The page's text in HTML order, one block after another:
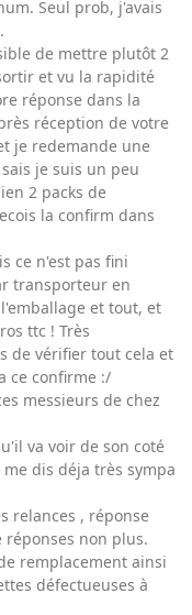
Seul prob, j'avais
de mettre plutôt 2
et vu la rapidité
réponse dans la
réception de votre
je redemande une
je suis un peu
2 packs de
la confirm dans
ce n'est pas fini
transporteur en
et tout, et
ttc ! Très
de vérifier tout cela et
ce confirme :/
messieurs de chez
va voir de son coté
dis déja très sympa
relances , réponse
réponses non plus.
remplacement ainsi
défectueuses à